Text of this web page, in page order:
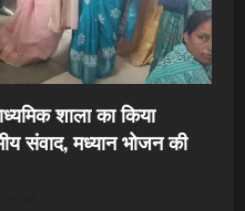
शाला का किया
संवाद, मध्यान भोजन की